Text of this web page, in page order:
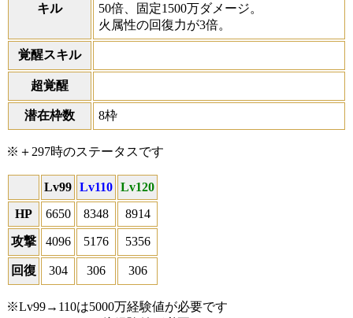
キル
50倍、固定1500万ダメージ。
火属性の回復力が3倍。
覚醒スキル
超覚醒
潜在枠数 8枠
※＋297時のステータスです
Lv99 Lv110 Lv120
HP
6650 8348 8914
攻撃 4096 5176 5356
回復 304 306 306
※Lv99→110は5000万経験値が必要です